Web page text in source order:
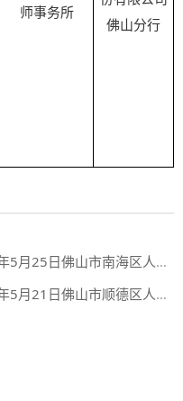
师事务所
佛山分行
市南海区人民法院摇珠选定管理人结果
市顺德区人民法院摇珠选定管理人结果